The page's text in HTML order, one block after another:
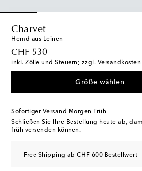
Charvet
Hemd aus Leinen
CHF 530
original price
inkl. Zölle und Steuern; zzgl. Versandkosten
Größe wählen
Sofortiger Versand Morgen Früh
Schließen Sie Ihre Bestellung heute ab,
früh versenden können.
Free Shipping ab CHF 600 Bestellwert